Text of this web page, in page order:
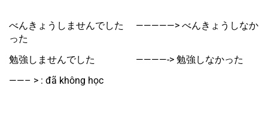
べんきょうしませんでした　 —————> べんきょうしなか
った
勉強しませんでした　　　　 ————-> 勉強しなかった
——– > : đã không học